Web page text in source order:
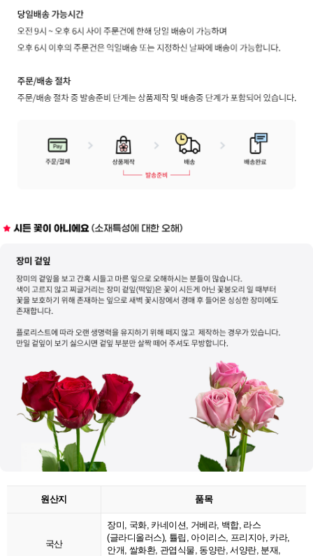
원산지 품목
국산
장미, 국화, 카네이션, 거베라, 백합, 라스
(글라디올러스), 튤립, 아이리스, 프리지아, 카라,
안개, 쌀화환, 관엽식물, 동양란, 서양란, 분재,